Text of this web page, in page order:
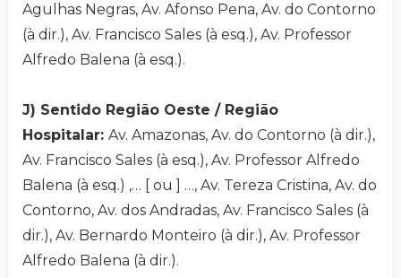
Agulhas Negras, Av. Afonso Pena, Av. do Contorno
(à dir.), Av. Francisco Sales (à esq.), Av. Professor
Alfredo Balena (à esq.).
J) Sentido Região Oeste / Região
Hospitalar: Av. Amazonas, Av. do Contorno (à dir.),
Av. Francisco Sales (à esq.), Av. Professor Alfredo
Balena (à esq.) ,… [ ou ] …, Av. Tereza Cristina, Av. do
Contorno, Av. dos Andradas, Av. Francisco Sales (à
dir.), Av. Bernardo Monteiro (à dir.), Av. Professor
Alfredo Balena (à dir.).